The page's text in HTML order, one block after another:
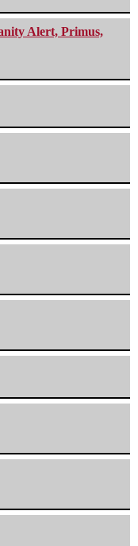
Alert, Primus,